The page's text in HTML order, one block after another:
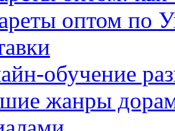
оптом по
обучение
жанры дорам